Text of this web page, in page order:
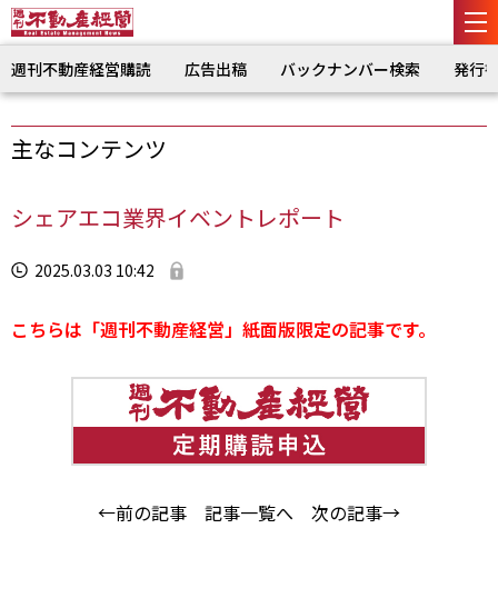
週刊不動産経営購読 広告出稿 バックナンバー検索 発行
主なコンテンツ
シェアエコ業界イベントレポート
2025.03.03 10:42
こちらは「週刊不動産経営」紙面版限定の記事です。
←前の記事 記事一覧へ 次の記事→